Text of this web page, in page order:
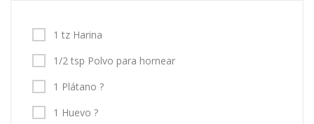
1 tz Harina
1/2 tsp Polvo para hornear
1 Plátano ?
1 Huevo ?